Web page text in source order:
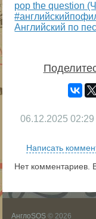
pop the question
Английский по
06.12.2025 02:29
Написать
Нет комментариев.
АнглоSOS © 2026